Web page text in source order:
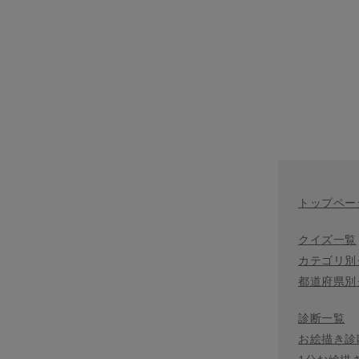
トップペー
クイズ一覧
カテゴリ
都道府県
診断一覧
お絵描き